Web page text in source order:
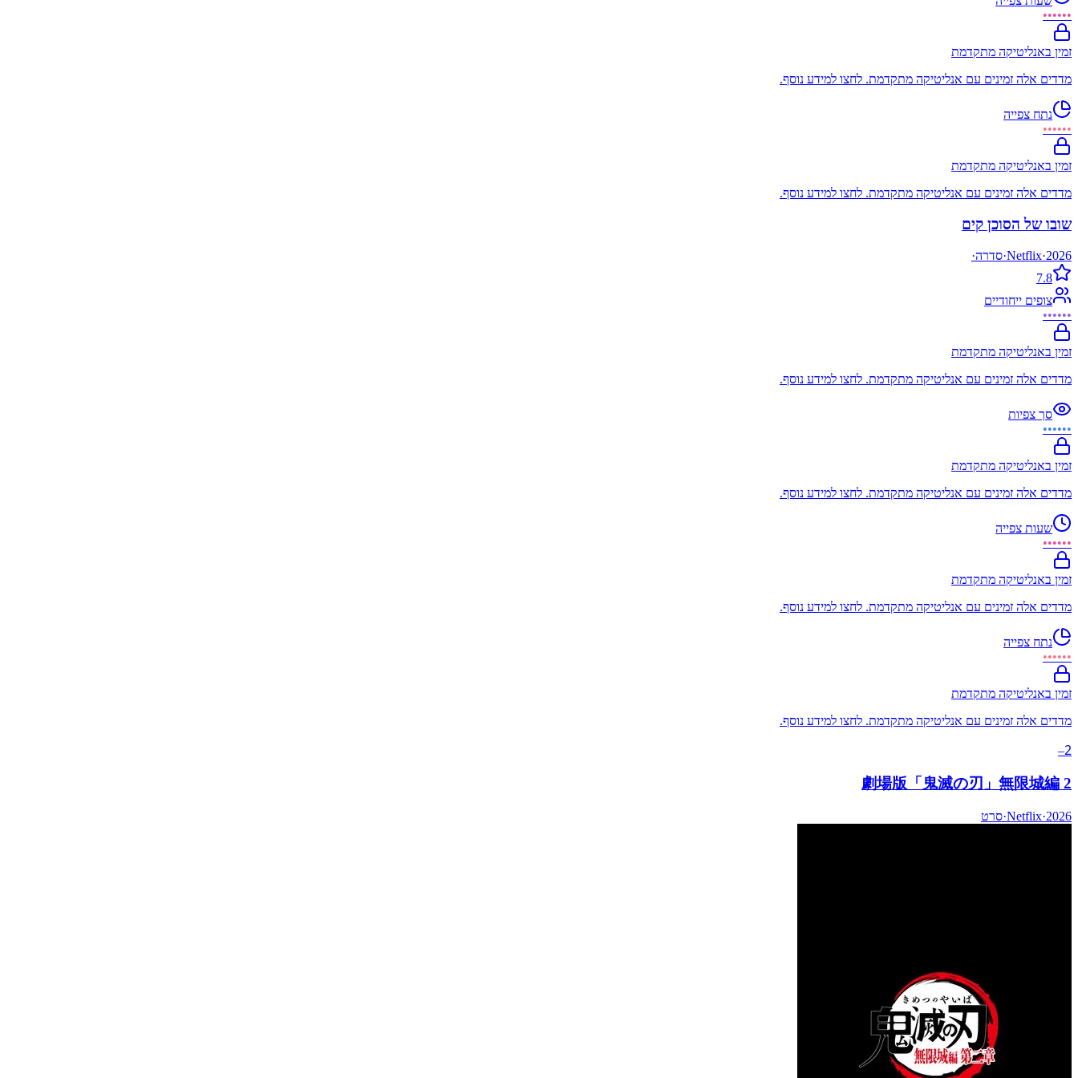
••••••
זמין באנליטיקה מתקדמת
מדדים אלה זמינים עם אנליטיקה מתקדמת. לחצו למידע נוסף.
נתח צפייה
••••••
זמין באנליטיקה מתקדמת
מדדים אלה זמינים עם אנליטיקה מתקדמת. לחצו למידע נוסף.
שובו של הסוכן קים
2026
·
Netflix
·סדרה·
7.8
צופים ייחודיים
••••••
זמין באנליטיקה מתקדמת
מדדים אלה זמינים עם אנליטיקה מתקדמת. לחצו למידע נוסף.
סך צפיות
••••••
זמין באנליטיקה מתקדמת
מדדים אלה זמינים עם אנליטיקה מתקדמת. לחצו למידע נוסף.
שעות צפייה
••••••
זמין באנליטיקה מתקדמת
מדדים אלה זמינים עם אנליטיקה מתקדמת. לחצו למידע נוסף.
נתח צפייה
••••••
זמין באנליטיקה מתקדמת
מדדים אלה זמינים עם אנליטיקה מתקדמת. לחצו למידע נוסף.
2
–
劇場版「鬼滅の刃」無限城編 2
2026
·
Netflix
·סרט